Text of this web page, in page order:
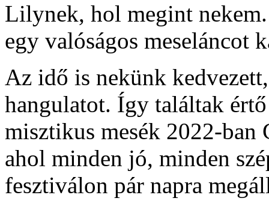
Lilynek, hol megint
egy valóságos meseláncot
Az idő is nekünk
hangulatot. Így találtak
misztikus mesék 2022-ban
ahol minden jó, minden
fesztiválon pár napra